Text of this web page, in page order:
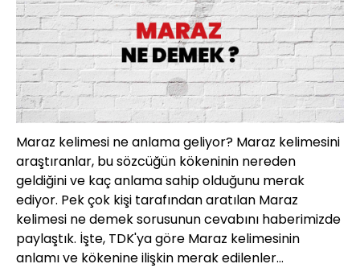
Maraz kelimesi ne anlama geliyor? Maraz kelimesini
araştıranlar, bu sözcüğün kökeninin nereden
geldiğini ve kaç anlama sahip olduğunu merak
ediyor. Pek çok kişi tarafından aratılan Maraz
kelimesi ne demek sorusunun cevabını haberimizde
paylaştık. İşte, TDK'ya göre Maraz kelimesinin
anlamı ve kökenine ilişkin merak edilenler...